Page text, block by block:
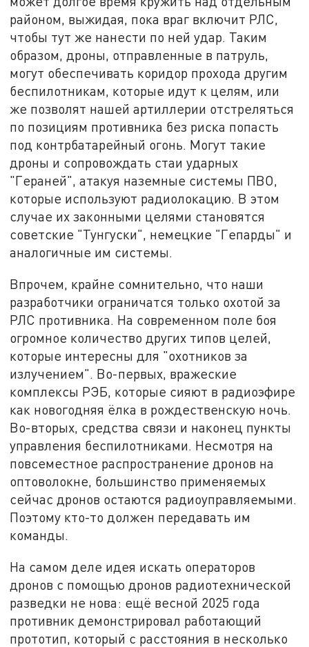
районом, выжидая, пока враг включит РЛС,
чтобы тут же нанести по ней удар. Таким
образом, дроны, отправленные в патруль,
могут обеспечивать коридор прохода другим
беспилотникам, которые идут к целям, или
же позволят нашей артиллерии отстреляться
по позициям противника без риска попасть
под контрбатарейный огонь. Могут такие
дроны и сопровождать стаи ударных
"Гераней", атакуя наземные системы ПВО,
которые используют радиолокацию. В этом
случае их законными целями становятся
советские "Тунгуски", немецкие "Гепарды" и
аналогичные им системы.
Впрочем, крайне сомнительно, что наши
разработчики ограничатся только охотой за
РЛС противника. На современном поле боя
огромное количество других типов целей,
которые интересны для "охотников за
излучением". Во-первых, вражеские
комплексы РЭБ, которые сияют в радиоэфире
как новогодняя ёлка в рождественскую ночь.
Во-вторых, средства связи и наконец пункты
управления беспилотниками. Несмотря на
повсеместное распространение дронов на
оптоволокне, большинство применяемых
сейчас дронов остаются радиоуправляемыми.
Поэтому кто-то должен передавать им
команды.
На самом деле идея искать операторов
дронов с помощью дронов радиотехнической
разведки не нова: ещё весной 2025 года
противник демонстрировал работающий
прототип, который с расстояния в несколько